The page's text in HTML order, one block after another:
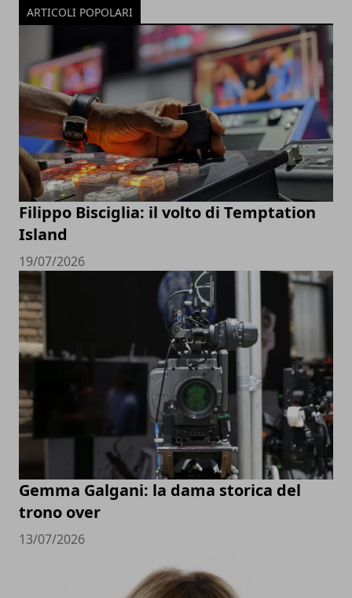
ARTICOLI POPOLARI
Filippo Bisciglia: il volto di Temptation
Island
19/07/2026
Gemma Galgani: la dama storica del
trono over
13/07/2026